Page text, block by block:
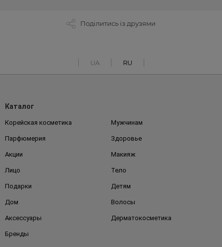
Поділитись із друзями
UA RU
Каталог
Корейская косметика Мужчинам
Парфюмерия Здоровье
Акции Макияж
Лицо Тело
Подарки Детям
Дом Волосы
Аксессуары Дерматокосметика
Бренды